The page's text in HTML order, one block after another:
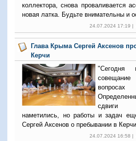
коллектора, снова проваливается
новая латка. Будьте внимательны и
24.07.2024 17:19 |
Глава Крыма Сергей Аксенов
Керчи
"Сегодня
сдвиги
наметились, но работы и задач
Сергей Аксенов о пребывании в
24.07.2024 16:58 |